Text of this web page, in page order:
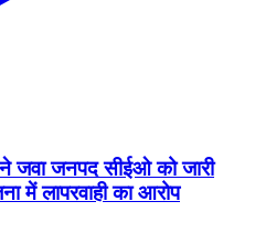
ने जवा जनपद सीईओ को जारी
में लापरवाही का आरोप